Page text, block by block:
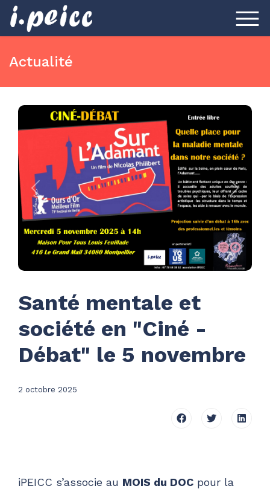
Actualité
Previous Next
Santé mentale et
société en "Ciné -
Débat" le 5 novembre
2 octobre 2025
iPEICC s’associe au MOIS du DOC pour la